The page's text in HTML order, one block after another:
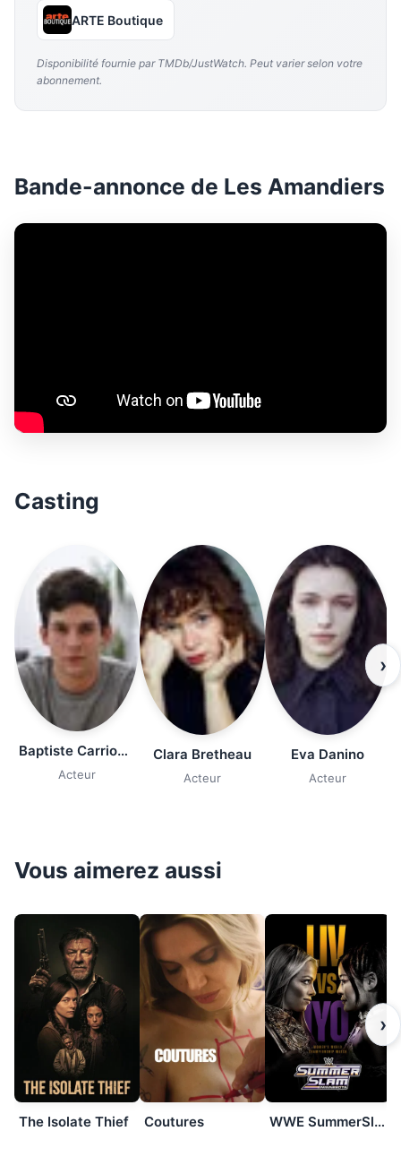
ARTE Boutique
Disponibilité fournie par TMDb/JustWatch. Peut varier selon votre
abonnement.
Bande-annonce de Les Amandiers
Casting
Baptiste Carrion-Weiss
Acteur
Clara Bretheau
Acteur
Eva Danino
Acteur
›
Vous aimerez aussi
The Isolate Thief Coutures WWE SummerSlam 2026: Saturday
›